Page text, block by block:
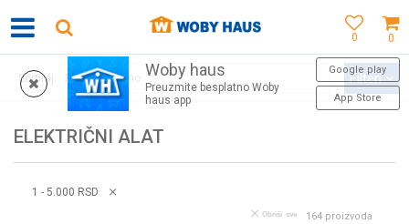
0
0
Woby haus
Preuzmite besplatno Woby
haus app
Google play
App Store
WOBY KARTICA NAGRAĐUJE SVAKU KUPOVINU!
ELEKTRIČNI ALAT
Sortiraj Filteri
1 - 5.000 RSD
164 proizvoda
Obriši sve